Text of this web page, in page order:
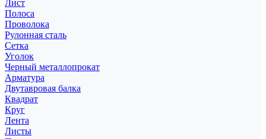
Лист
Полоса
Проволока
Рулонная сталь
Сетка
Уголок
Черный металлопрокат
Арматура
Двутавровая балка
Квадрат
Круг
Лента
Листы